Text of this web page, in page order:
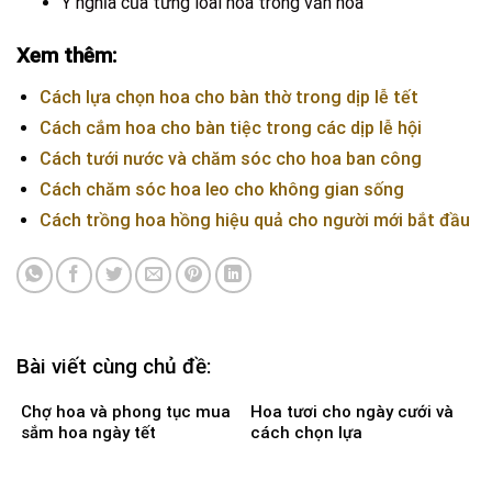
Xem thêm:
Cách lựa chọn hoa cho bàn thờ trong dịp lễ tết
Cách cắm hoa cho bàn tiệc trong các dịp lễ hội
Cách tưới nước và chăm sóc cho hoa ban công
Cách chăm sóc hoa leo cho không gian sống
Cách trồng hoa hồng hiệu quả cho người mới bắt đầu
Bài viết cùng chủ đề:
Chợ hoa và phong tục mua
sắm hoa ngày tết
Hoa tươi cho ngày cưới và
cách chọn lựa